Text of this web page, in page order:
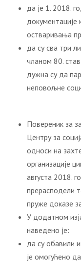
да је 1. 2018.
документације
остваривања
да су сва три
чланом 80.
дужна су да
неповољне
Повереник за
Центру за
односи на
организације
августа 2018.
прерасподели
пруже доказе
У додатном
наведено је:
да су обавили
је омогућено